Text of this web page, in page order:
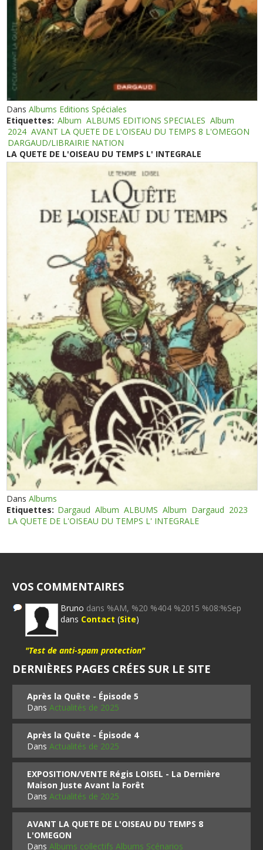
DansAlbums Editions Spéciales
Etiquettes: Album ALBUMS EDITIONS SPECIALES Album
2024 AVANT LA QUETE DE L'OISEAU DU TEMPS 8 L'OMEGON
DARGAUD/LIBRAIRIE NATION
LA QUETE DE L'OISEAU DU TEMPS L' INTEGRALE
DansAlbums
Etiquettes: Dargaud Album ALBUMS Album Dargaud 2023
LA QUETE DE L'OISEAU DU TEMPS L' INTEGRALE
VOS COMMENTAIRES
Bruno dans %AM, %20 %404 %2015 %08:%Sep
dans Contact (Site)
"Test de anti-spam protection"
DERNIÈRES PAGES CRÉES SUR LE SITE
Après la Quête - Épisode 5
DansActualités de 2025
Après la Quête - Épisode 4
DansActualités de 2025
EXPOSITION/VENTE Régis LOISEL - La Dernière
Maison Juste Avant la Forêt
DansActualités de 2025
AVANT LA QUETE DE L'OISEAU DU TEMPS 8
L'OMEGON
DansAlbums collectifs Albums Scénarios